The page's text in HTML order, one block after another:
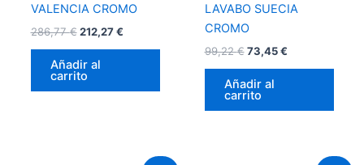
VALENCIA CROMO
286,77€ 212,27€
Añadir al
carrito
LAVABO SUECIA
CROMO
99,22€ 73,45€
Añadir al
carrito